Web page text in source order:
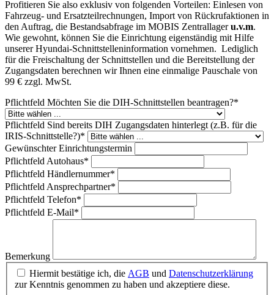
Profitieren Sie also exklusiv von folgenden Vorteilen: Einlesen von
Fahrzeug- und Ersatzteilrechnungen, Import von Rückrufaktionen in
den Auftrag, die Bestandsabfrage im MOBIS Zentrallageru.v.m.
Wie gewohnt, können Sie die Einrichtung eigenständig mit Hilfe
unserer Hyundai-Schnittstelleninformation vornehmen. Lediglich
für die Freischaltung der Schnittstellen und die Bereitstellung der
Zugangsdaten berechnen wir Ihnen eine einmalige Pauschale von
99 € zzgl. MwSt.
Pflichtfeld Möchten Sie die DIH-Schnittstellen beantragen?*
Pflichtfeld Sind bereits DIH Zugangsdaten hinterlegt (z.B. für die
IRIS-Schnittstelle?)*
Gewünschter Einrichtungstermin
Pflichtfeld Autohaus*
Pflichtfeld Händlernummer*
Pflichtfeld Ansprechpartner*
Pflichtfeld Telefon*
Pflichtfeld E-Mail*
Bemerkung
Hiermit bestätige ich, die AGB und Datenschutzerklärung
zur Kenntnis genommen zu haben und akzeptiere diese.